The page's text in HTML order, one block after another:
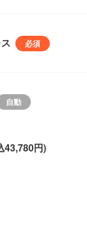
43,780円)